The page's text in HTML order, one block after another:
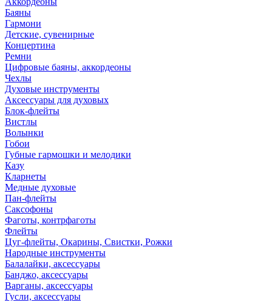
Баяны
Гармони
Детские, сувенирные
Концертина
Ремни
Цифровые баяны, аккордеоны
Чехлы
Духовые инструменты
Аксессуары для духовых
Блок-флейты
Вистлы
Волынки
Гобои
Губные гармошки и мелодики
Казу
Кларнеты
Медные духовые
Пан-флейты
Саксофоны
Фаготы, контрфаготы
Флейты
Цуг-флейты, Окарины, Свистки, Рожки
Народные инструменты
Балалайки, аксессуары
Банджо, аксессуары
Варганы, аксессуары
Гусли, аксессуары